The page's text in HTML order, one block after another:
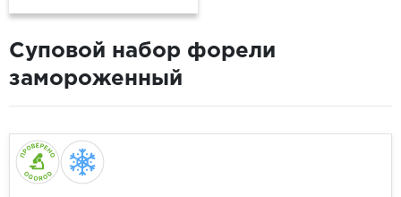
Суповой набор форели
замороженный